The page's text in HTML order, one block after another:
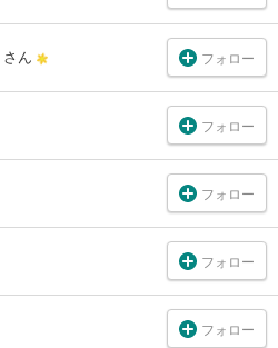
さん フォロー
フォロー
フォロー
フォロー
フォロー